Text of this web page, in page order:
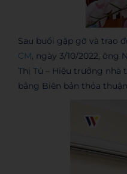
Sau buổi gặp gỡ và trao
CM, ngày 3/10/2022, ông
Thị Tú – Hiệu trưởng
bằng Biên bản thỏa